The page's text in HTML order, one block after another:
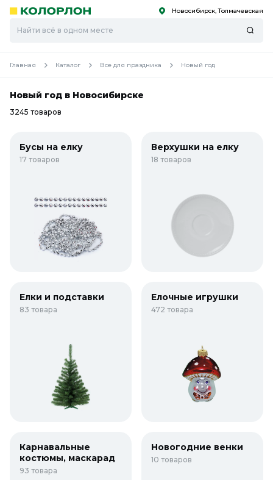
Скоро
Скоро Новосибирск, Толмачевская
Главная Каталог Все для праздника Новый год
Новый год в Новосибирске
3245 товаров
Бусы на елку
17 товаров
Верхушки на елку
18 товаров
Елки и подставки
83 товара
Елочные игрушки
472 товара
Карнавальные
костюмы, маскарад
93 товара
Новогодние венки
10 товаров